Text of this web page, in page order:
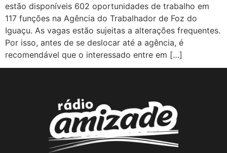
estão disponíveis 602 oportunidades de trabalho em
117 funções na Agência do Trabalhador de Foz do
Iguaçu. As vagas estão sujeitas a alterações frequentes.
Por isso, antes de se deslocar até a agência, é
recomendável que o interessado entre em […]